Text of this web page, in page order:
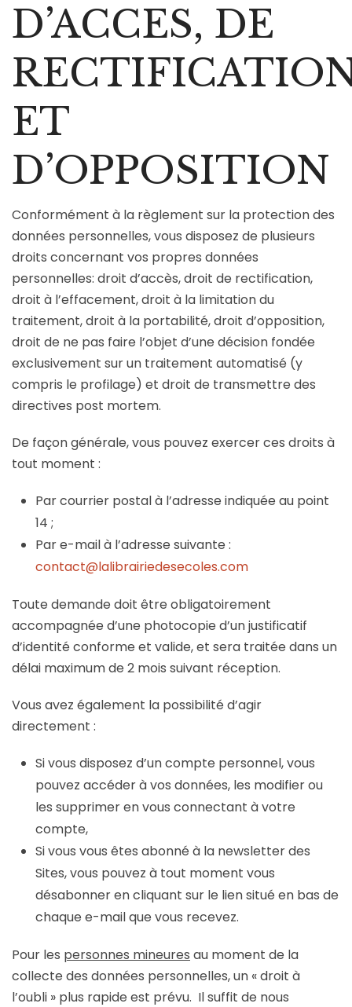
D’ACCES, DE
ET
D’OPPOSITION
Conformément à la règlement sur la protection des
données personnelles, vous disposez de plusieurs
droits concernant vos propres données
personnelles: droit d’accès, droit de rectification,
droit à l’effacement, droit à la limitation du
traitement, droit à la portabilité, droit d’opposition,
droit de ne pas faire l’objet d’une décision fondée
exclusivement sur un traitement automatisé (y
compris le profilage) et droit de transmettre des
directives post mortem.
De façon générale, vous pouvez exercer ces droits à
tout moment :
Par courrier postal à l’adresse indiquée au point
14 ;
Par e-mail à l’adresse suivante :
contact@lalibrairiedesecoles.com
Toute demande doit être obligatoirement
accompagnée d’une photocopie d’un justificatif
d’identité conforme et valide, et sera traitée dans un
délai maximum de 2 mois suivant réception.
Vous avez également la possibilité d’agir
directement :
Si vous disposez d’un compte personnel, vous
pouvez accéder à vos données, les modifier ou
les supprimer en vous connectant à votre
compte,
Si vous vous êtes abonné à la newsletter des
Sites, vous pouvez à tout moment vous
désabonner en cliquant sur le lien situé en bas de
chaque e-mail que vous recevez.
Pour les personnes mineures au moment de la
collecte des données personnelles, un « droit à
l’oubli » plus rapide est prévu. Il suffit de nous